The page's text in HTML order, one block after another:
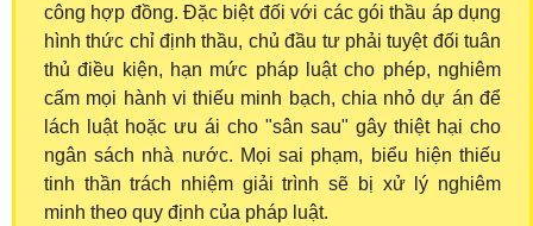
công hợp đồng. Đặc biệt đối với các gói thầu áp dụng
hình thức chỉ định thầu, chủ đầu tư phải tuyệt đối tuân
thủ điều kiện, hạn mức pháp luật cho phép, nghiêm
cấm mọi hành vi thiếu minh bạch, chia nhỏ dự án để
lách luật hoặc ưu ái cho "sân sau" gây thiệt hại cho
ngân sách nhà nước. Mọi sai phạm, biểu hiện thiếu
tinh thần trách nhiệm giải trình sẽ bị xử lý nghiêm
minh theo quy định của pháp luật.